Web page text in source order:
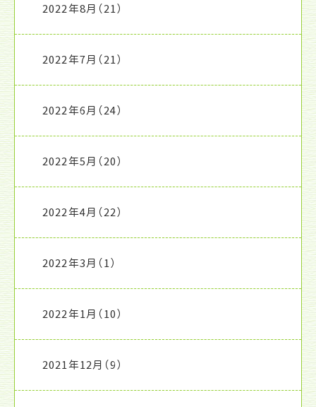
2022年8月 （21）
2022年7月 （21）
2022年6月 （24）
2022年5月 （20）
2022年4月 （22）
2022年3月 （1）
2022年1月 （10）
2021年12月 （9）